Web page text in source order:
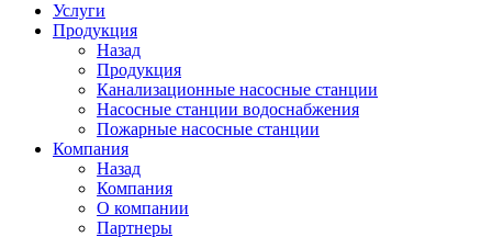
Услуги
Продукция
Назад
Продукция
Канализационные насосные станции
Насосные станции водоснабжения
Пожарные насосные станции
Компания
Назад
Компания
О компании
Партнеры